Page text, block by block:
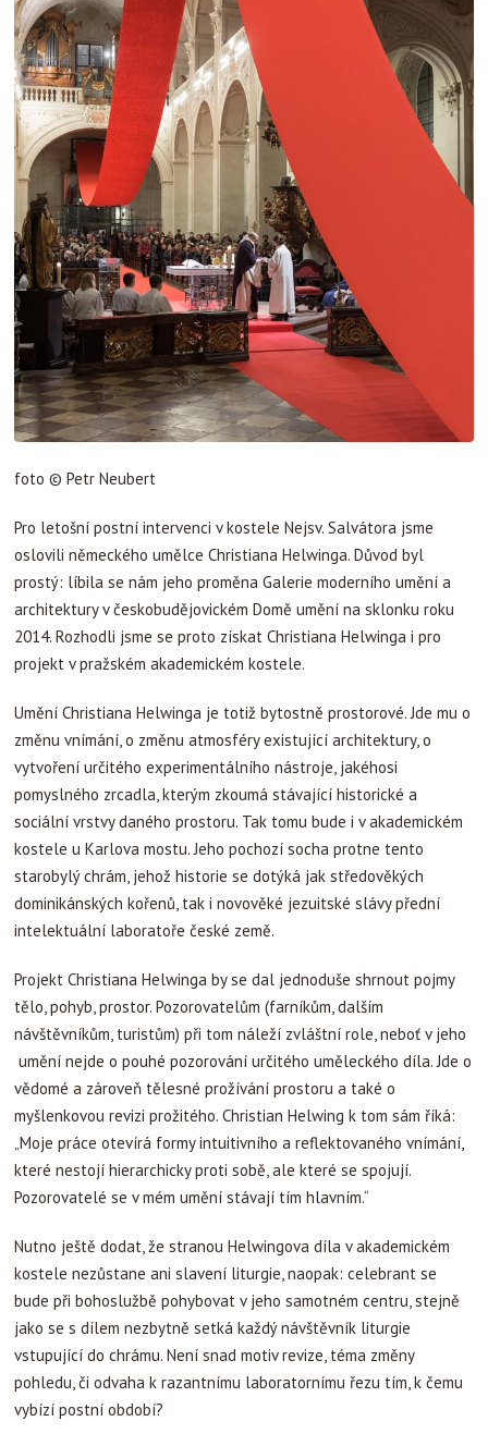
foto © Petr Neubert
Pro letošní postní intervenci v kostele Nejsv. Salvátora jsme
oslovili německého umělce Christiana Helwinga. Důvod byl
prostý: líbila se nám jeho proměna Galerie moderního umění a
architektury v českobudějovickém Domě umění na sklonku roku
2014. Rozhodli jsme se proto získat Christiana Helwinga i pro
projekt v pražském akademickém kostele.
Umění Christiana Helwinga je totiž bytostně prostorové. Jde mu o
změnu vnímání, o změnu atmosféry existující architektury, o
vytvoření určitého experimentálního nástroje, jakéhosi
pomyslného zrcadla, kterým zkoumá stávající historické a
sociální vrstvy daného prostoru. Tak tomu bude i v akademickém
kostele u Karlova mostu. Jeho pochozí socha protne tento
starobylý chrám, jehož historie se dotýká jak středověkých
dominikánských kořenů, tak i novověké jezuitské slávy přední
intelektuální laboratoře české země.
Projekt Christiana Helwinga by se dal jednoduše shrnout pojmy
tělo, pohyb, prostor. Pozorovatelům (farníkům, dalším
návštěvníkům, turistům) při tom náleží zvláštní role, neboť v jeho
umění nejde o pouhé pozorování určitého uměleckého díla. Jde o
vědomé a zároveň tělesné prožívání prostoru a také o
myšlenkovou revizi prožitého. Christian Helwing k tom sám říká:
„Moje práce otevírá formy intuitivního a reflektovaného vnímání,
které nestojí hierarchicky proti sobě, ale které se spojují.
Pozorovatelé se v mém umění stávají tím hlavním.“
Nutno ještě dodat, že stranou Helwingova díla v akademickém
kostele nezůstane ani slavení liturgie, naopak: celebrant se
bude při bohoslužbě pohybovat v jeho samotném centru, stejně
jako se s dílem nezbytně setká každý návštěvník liturgie
vstupující do chrámu. Není snad motiv revize, téma změny
pohledu, či odvaha k razantnímu laboratornímu řezu tím, k čemu
vybízí postní období?